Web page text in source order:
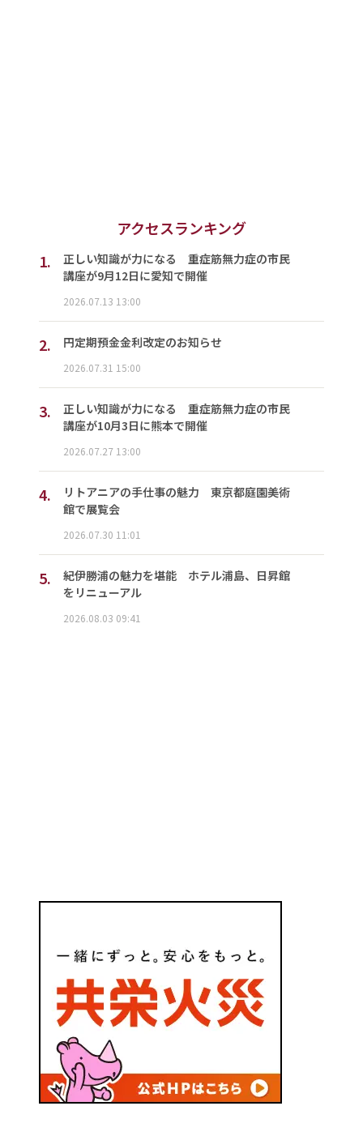
アクセスランキング
1.
正しい知識が力になる 重症筋無力症の市民
講座が9月12日に愛知で開催
2026.07.13 13:00
2. 円定期預金金利改定のお知らせ
2026.07.31 15:00
3.
正しい知識が力になる 重症筋無力症の市民
講座が10月3日に熊本で開催
2026.07.27 13:00
4.
リトアニアの手仕事の魅力 東京都庭園美術
館で展覧会
2026.07.30 11:01
5.
紀伊勝浦の魅力を堪能 ホテル浦島、日昇館
をリニューアル
2026.08.03 09:41